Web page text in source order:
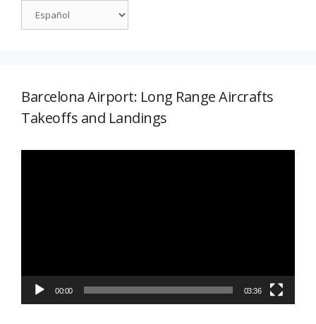
Barcelona Airport: Long Range Aircrafts
Takeoffs and Landings
00:00 03:36